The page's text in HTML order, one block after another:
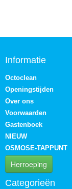
Informatie
Octoclean
Openingstijden
Over ons
Voorwaarden
Gastenboek
NIEUW
OSMOSE-TAPPUNT
Herroeping
Categorieën